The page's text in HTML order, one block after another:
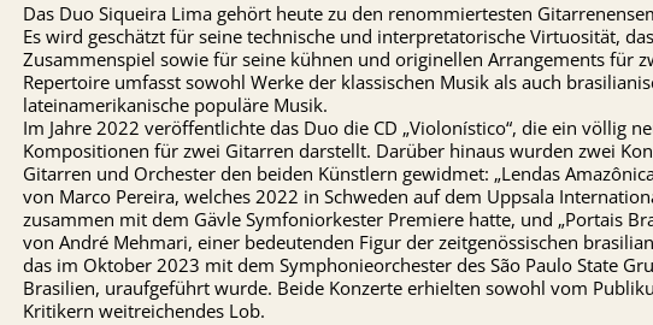
Das Duo Siqueira Lima gehört heute zu den renommiertesten
Es wird geschätzt für seine technische und interpretatorische Virtuosität,
Zusammenspiel sowie für seine kühnen und originellen Arrangements für
Repertoire umfasst sowohl Werke der klassischen Musik als auch
lateinamerikanische populäre Musik.
Im Jahre 2022 veröffentlichte das Duo die CD „Violonístico“, die ein völlig
Kompositionen für zwei Gitarren darstellt. Darüber hinaus wurden zwei
Gitarren und Orchester den beiden Künstlern gewidmet: „Lendas
von Marco Pereira, welches 2022 in Schweden auf dem Uppsala
zusammen mit dem Gävle Symfoniorkester Premiere hatte, und „Portais
von André Mehmari, einer bedeutenden Figur der zeitgenössischen
das im Oktober 2023 mit dem Symphonieorchester des São Paulo State
Brasilien, uraufgeführt wurde. Beide Konzerte erhielten sowohl vom
Kritikern weitreichendes Lob.